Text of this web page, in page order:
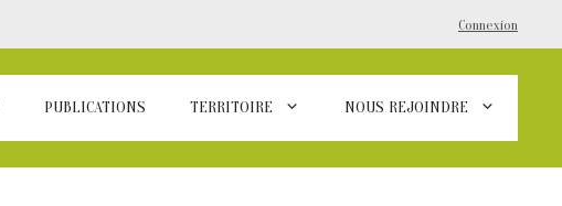
Connexion
PUBLICATIONS TERRITOIRE NOUS REJOINDRE